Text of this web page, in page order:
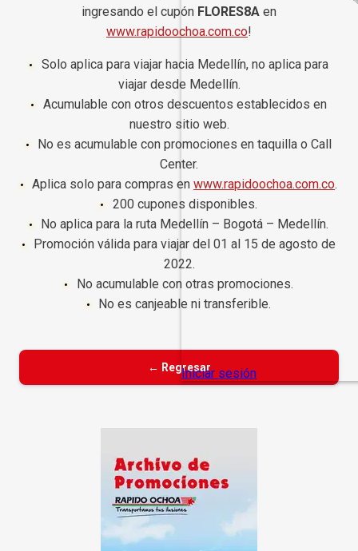
ingresando el cupón FLORES8A en
www.rapidoochoa.com.co!
Solo aplica para viajar hacia Medellín, no aplica para
viajar desde Medellín.
Acumulable con otros descuentos establecidos en
nuestro sitio web.
No es acumulable con promociones en taquilla o Call
Center.
Aplica solo para compras enwww.rapidoochoa.com.co.
200 cupones disponibles.
No aplica para la ruta Medellín – Bogotá – Medellín.
Promoción válida para viajar del 01 al 15 de agosto de
2022.
No acumulable con otras promociones.
No es canjeable ni transferible.
← Regresar